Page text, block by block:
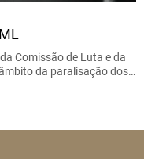
Comissão de Luta e da
da paralisação dos…